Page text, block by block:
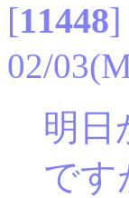
[11448]
02/
明日
です